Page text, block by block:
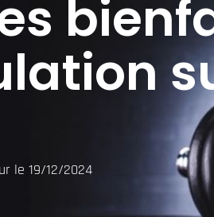
le 19/12/2024